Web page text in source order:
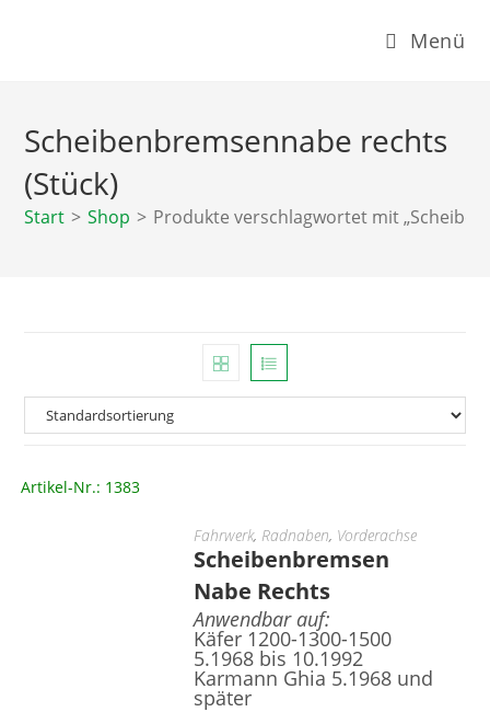
Menü
Scheibenbremsennabe rechts
(Stück)
Start > Shop > Produkte verschlagwortet mit
Artikel-Nr.: 1383
Fahrwerk, Radnaben, Vorderachse
Scheibenbremsen
Nabe Rechts
Anwendbar auf:
Käfer 1200-1300-1500
5.1968 bis 10.1992
Karmann Ghia 5.1968 und
später